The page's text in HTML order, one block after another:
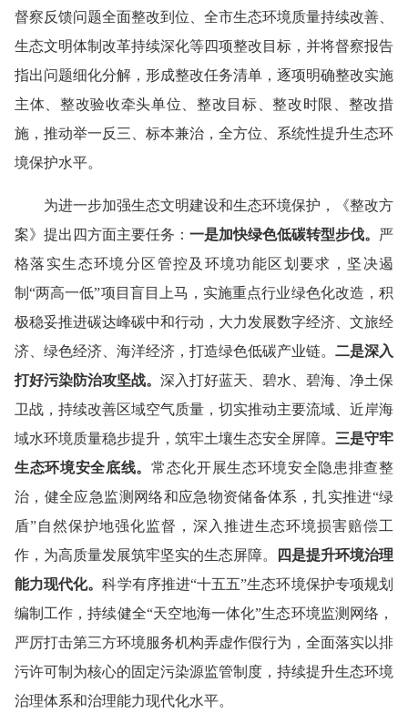
督察反馈问题全面整改到位、全市生态环境质量持续改善、
生态文明体制改革持续深化等四项整改目标，并将督察报告
指出问题细化分解，形成整改任务清单， 逐项明确整改实施
主体、整改验收牵头单位、整改目标、整改时限、整改措
施，推动举一反三、标本兼治，全方位、系统性提升生态环
境保护水平。
为进一步加强生态文明建设和生态环境保护，《整改方
案》提出 四方面主要任务： 一是加快绿色低碳转型步伐。 严
格落实生态环境分区管控及环境功能区划要求 ， 坚决遏
制“两高一低”项目盲目上马，实施重点行业绿色化改造 ，积
极稳妥推进碳达峰碳中和行动 ， 大力发展数字经济、文旅经
济、绿色经济、海洋经济，打造绿色低碳产业链。 二是深入
打好污染防治攻坚战。 深入打好蓝天 碧水 碧海 、净土保
卫战，持续改善区域空气质量，切实推动主要流域、近岸海
域水环境质量稳步提升 ， 筑牢土壤生态安全屏障。 三是守牢
生态环境安全底线。 常态化开展生态环境安全隐患排查整
治，健全应急监测网络和应急物资储备体系，扎实推进“绿
盾”自然保护地强化监督，深入推进生态环境损害赔偿工
作 ， 为高质量发展筑牢坚实的生态屏障。 四是提升环境治理
能力现代化。科学有序推进“十五五”生态环境保护专项规划
编制工作，持续健全“天空地海一体化”生态环境监测网络，
严厉打击第三方环境服务机构弄虚作假行为 ， 全面落实以排
污许可制为核心的固定污染源监管制度，持续提升生态环境
治理体系和治理能力现代化水平。